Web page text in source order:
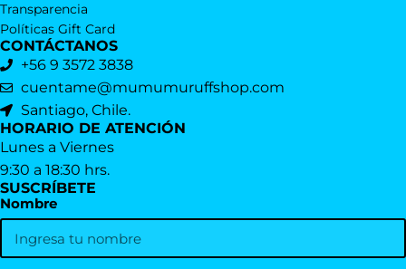
Transparencia
Políticas Gift Card
CONTÁCTANOS
+56 9 3572 3838
cuentame@mumumuruffshop.com
Santiago, Chile.
HORARIO DE ATENCIÓN
Lunes a Viernes
9:30 a 18:30 hrs.
SUSCRÍBETE
Nombre